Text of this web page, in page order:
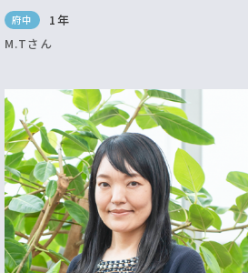
府中
1年
M.Tさん